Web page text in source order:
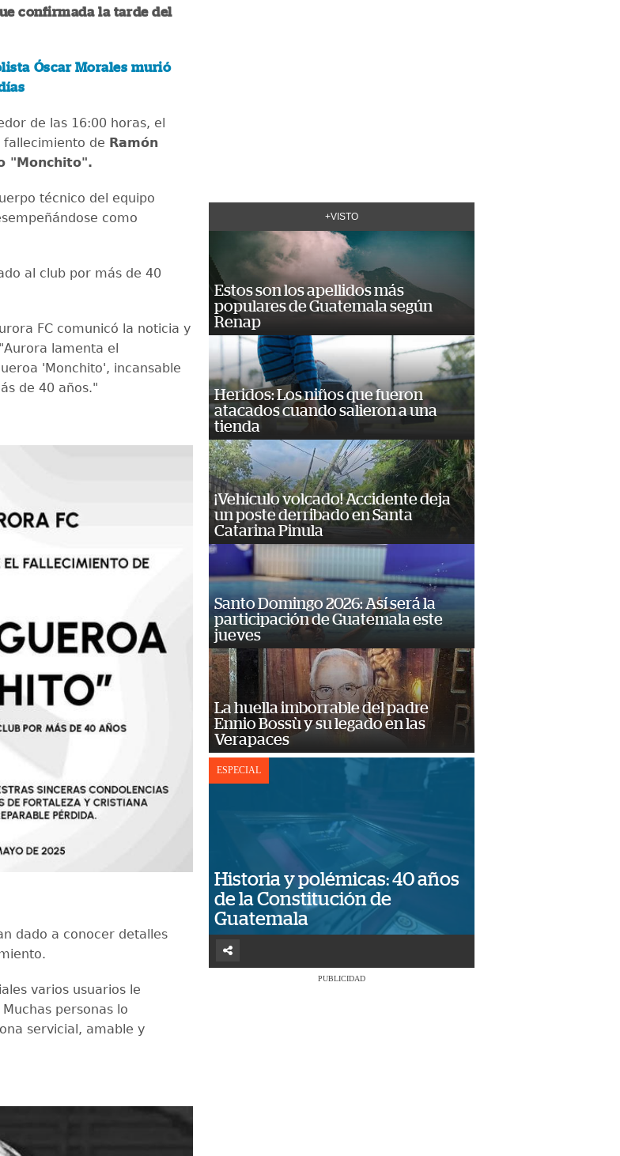
confirmada la tarde del
Óscar Morales murió
de las 16:00 horas, el
fallecimiento de Ramón
"Monchito".
técnico del equipo
como
al club por más de 40
FC comunicó la noticia y
lamenta el
'Monchito', incansable
de 40 años."
dado a conocer detalles
varios usuarios le
personas lo
servicial, amable y
+VISTO
Estos son los apellidos más
populares de Guatemala según
Renap
Heridos: Los niños que fueron
atacados cuando salieron a una
tienda
¡Vehículo volcado! Accidente deja
un poste derribado en Santa
Catarina Pinula
Santo Domingo 2026: Así será la
participación de Guatemala este
jueves
La huella imborrable del padre
Ennio Bossù y su legado en las
Verapaces
ESPECIAL
Historia y polémicas: 40 años
de la Constitución de
Guatemala
PUBLICIDAD